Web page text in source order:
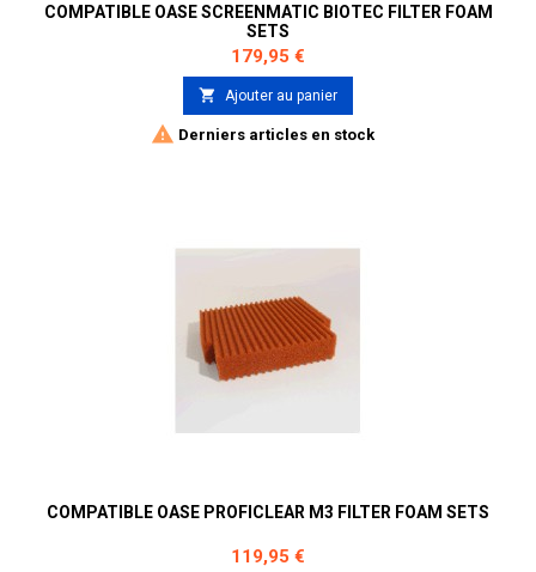
COMPATIBLE OASE SCREENMATIC BIOTEC FILTER FOAM
SETS
Prix
179,95 €
 Ajouter au panier
 Derniers articles en stock
COMPATIBLE OASE PROFICLEAR M3 FILTER FOAM SETS
Prix
119,95 €